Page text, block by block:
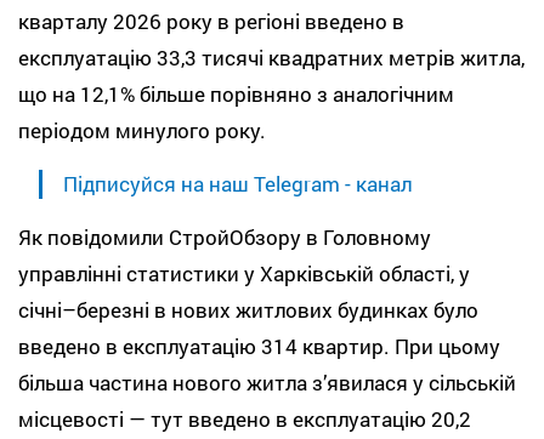
кварталу 2026 року в регіоні введено в
експлуатацію 33,3 тисячі квадратних метрів житла,
що на 12,1% більше порівняно з аналогічним
періодом минулого року.
Підписуйся на наш Telegram - канал
Як повідомили СтройОбзору в Головному
управлінні статистики у Харківській області, у
січні–березні в нових житлових будинках було
введено в експлуатацію 314 квартир. При цьому
більша частина нового житла з’явилася у сільській
місцевості — тут введено в експлуатацію 20,2